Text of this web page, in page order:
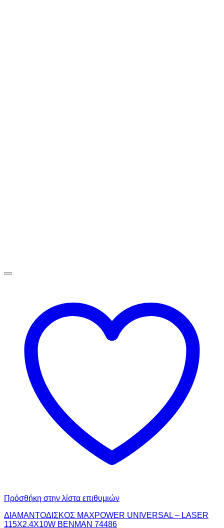
Πρόσθήκη στην λίστα επιθυμιών
ΔΙΑΜΑΝΤΟΔΙΣΚΟΣ MAXPOWER UNIVERSAL – LASER
115X2.4X10W BENMAN 74486